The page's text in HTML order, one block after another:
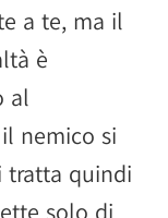
a te, ma il
è
al
nemico si
tratta quindi
solo di